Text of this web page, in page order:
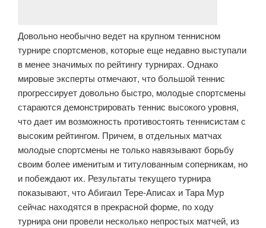
Довольно необычно ведет на крупном теннисном
турнире спортсменов, которые еще недавно выступали
в менее значимых по рейтингу турнирах. Однако
мировые эксперты отмечают, что большой теннис
прогрессирует довольно быстро, молодые спортсмены
стараются демонстрировать теннис высокого уровня,
что дает им возможность противостоять теннисистам с
высоким рейтингом. Причем, в отдельных матчах
молодые спортсмены не только навязывают борьбу
своим более именитым и титулованным соперникам, но
и побеждают их. Результаты текущего турнира
показывают, что Абигаил Тере-Аписах и Тара Мур
сейчас находятся в прекрасной форме, по ходу
турнира они провели несколько непростых матчей, из